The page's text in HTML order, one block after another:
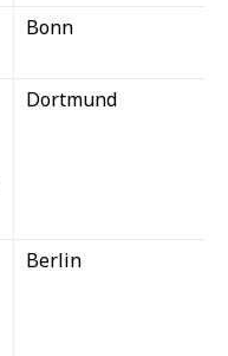
Bonn
Dortmund
Berlin